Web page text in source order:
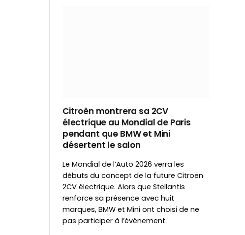
Citroën montrera sa 2CV
électrique au Mondial de Paris
pendant que BMW et Mini
désertent le salon
Le Mondial de l’Auto 2026 verra les
débuts du concept de la future Citroën
2CV électrique. Alors que Stellantis
renforce sa présence avec huit
marques, BMW et Mini ont choisi de ne
pas participer à l’événement.